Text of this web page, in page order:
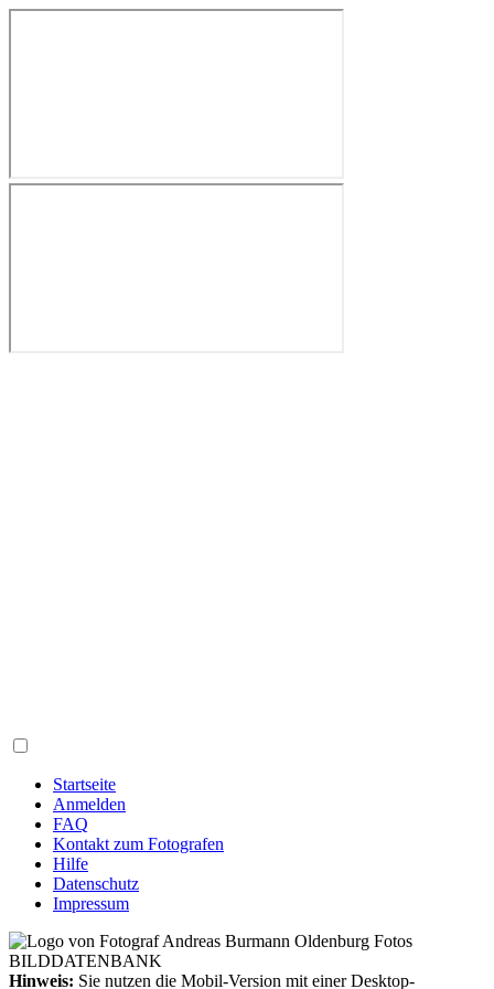
Startseite
Anmelden
FAQ
Kontakt zum Fotografen
Hilfe
Datenschutz
Impressum
Hinweis: Sie nutzen die Mobil-Version mit einer Desktop-